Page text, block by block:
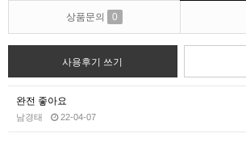
상품문의 0
사용후기 쓰기
완전 좋아요
남경태 22-04-07